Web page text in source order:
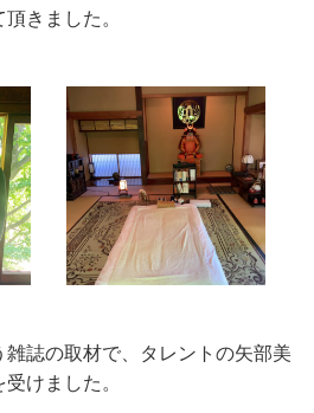
きました。
誌の取材で、タレントの矢部美
けました。